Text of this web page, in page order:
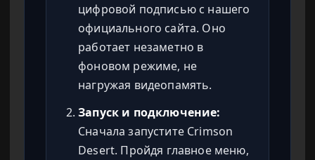
цифровой подписью с нашего
официального сайта. Оно
работает незаметно в
фоновом режиме, не
нагружая видеопамять.
Запуск и подключение:
Сначала запустите Crimson
Desert. Пройдя главное меню,